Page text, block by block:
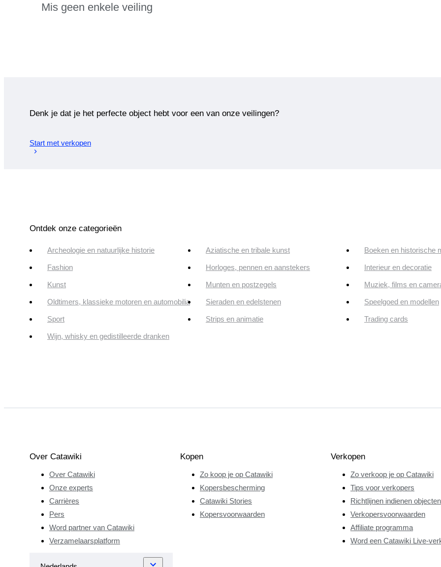
Mis geen enkele veiling
Denk je dat je het perfecte object hebt voor een van onze veilingen?
Start met verkopen
Ontdek onze categorieën
Archeologie en natuurlijke historie Aziatische en tribale kunst Boeken en historische
Fashion Horloges, pennen en aanstekers Interieur en decoratie
Kunst Munten en postzegels Muziek, films en
Oldtimers, klassieke motoren en automobilia Sieraden en edelstenen Speelgoed en modellen
Sport Strips en animatie Trading cards
Wijn, whisky en gedistilleerde dranken
Over Catawiki
Over Catawiki
Onze experts
Carrières
Pers
Word partner van Catawiki
Verzamelaarsplatform
Kopen
Zo koop je op Catawiki
Kopersbescherming
Catawiki Stories
Kopersvoorwaarden
Verkopen
Zo verkoop je op Catawiki
Tips voor verkopers
Richtlijnen indienen objecten
Verkopersvoorwaarden
Affiliate programma
Word een Catawiki Live-